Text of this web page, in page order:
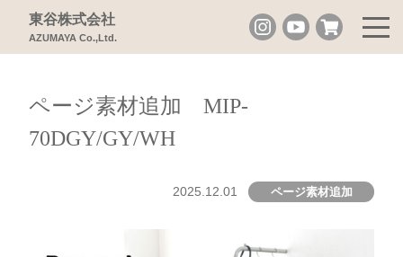
東谷株式会社
AZUMAYA Co.,Ltd.
ページ素材追加 MIP-
70DGY/GY/WH
2025.12.01 ページ素材追加